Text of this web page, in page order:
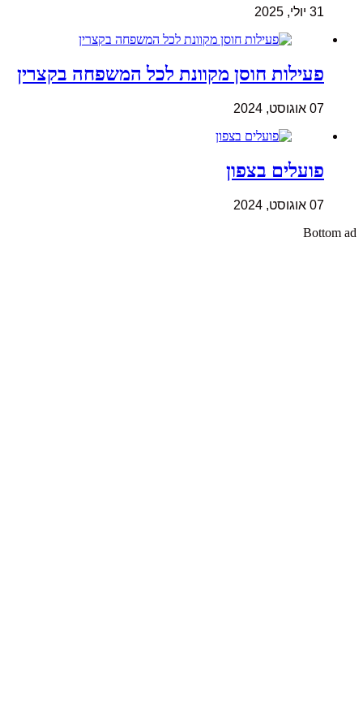
31 יולי, 2025
פעילות חוסן מקוונת לכל המשפחה בקצרין
07 אוגוסט, 2024
פועלים בצפון
07 אוגוסט, 2024
Bottom ad